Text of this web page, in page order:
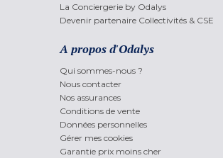
La Conciergerie by Odalys
Devenir partenaire Collectivités & CSE
A propos d'Odalys
Qui sommes-nous ?
Nous contacter
Nos assurances
Conditions de vente
Données personnelles
Gérer mes cookies
Garantie prix moins cher